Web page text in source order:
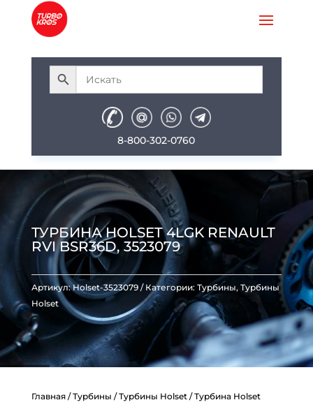
8-800-302-0760
ТУРБИНА HOLSET 4LGK RENAULT
RVI BSR36D, 3523079
Артикул:Holset-3523079 Категории: Турбины, Турбины
Holset
Главная/Турбины /Турбины Holset/ Турбина Holset